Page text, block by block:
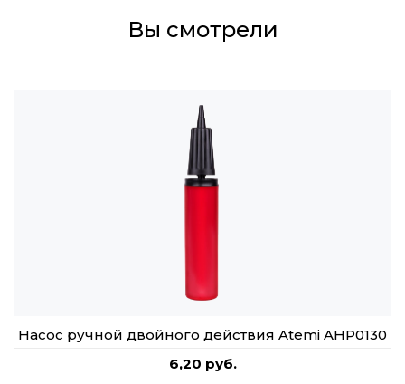
Вы смотрели
Насос ручной двойного действия Atemi AHP0130
6,20 руб.